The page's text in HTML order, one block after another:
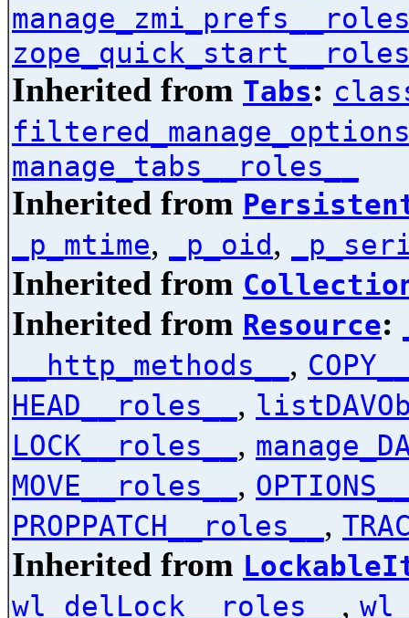
Inherited from Tabs:
manage_tabs__roles__
Inherited from
_p_mtime, _p_oid ,
Inherited from
Inherited from Resource:
__http_methods__ ,
HEAD__roles__ ,
LOCK__roles__ ,
MOVE__roles__ ,
PROPPATCH__roles__ ,
Inherited from
wl_delLock__roles__ ,